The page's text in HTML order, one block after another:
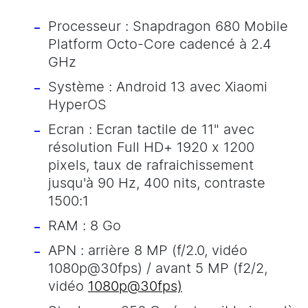
Processeur : Snapdragon 680 Mobile
Platform Octo-Core cadencé à 2.4
GHz
Système : Android 13 avec Xiaomi
HyperOS
Ecran : Ecran tactile de 11" avec
résolution Full HD+ 1920 x 1200
pixels, taux de rafraichissement
jusqu'à 90 Hz, 400 nits, contraste
1500:1
RAM : 8 Go
APN : arrière 8 MP (f/2.0, vidéo
1080p@30fps) / avant 5 MP (f2/2,
vidéo 1080p@30fps)